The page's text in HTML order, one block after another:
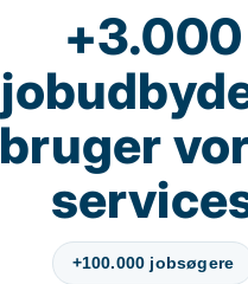
+3.000
bruger
+100.000 jobsøgere